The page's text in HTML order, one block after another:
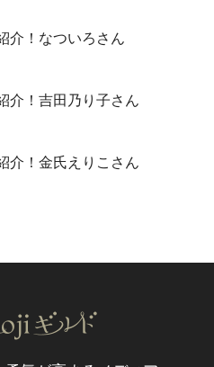
介！なついろさん
介！吉田乃り子さん
介！金氏えりこさん